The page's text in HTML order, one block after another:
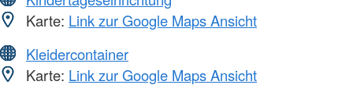
Karte: Link zur Google Maps Ansicht
Kleidercontainer
Karte: Link zur Google Maps Ansicht